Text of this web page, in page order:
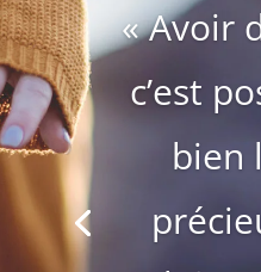
« Avoir
c’est
bien